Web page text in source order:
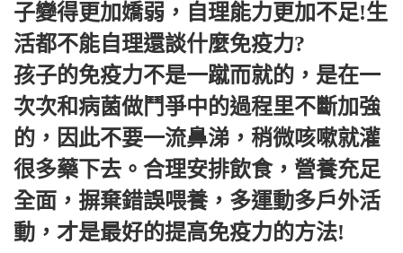
子變得更加嬌弱，自理能力更加不足!生
活都不能自理還談什麼免疫力?
孩子的免疫力不是一蹴而就的，是在一
次次和病菌做鬥爭中的過程里不斷加強
的，因此不要一流鼻涕，稍微咳嗽就灌
很多藥下去。合理安排飲食，營養充足
全面，摒棄錯誤喂養，多運動多戶外活
動，才是最好的提高免疫力的方法!